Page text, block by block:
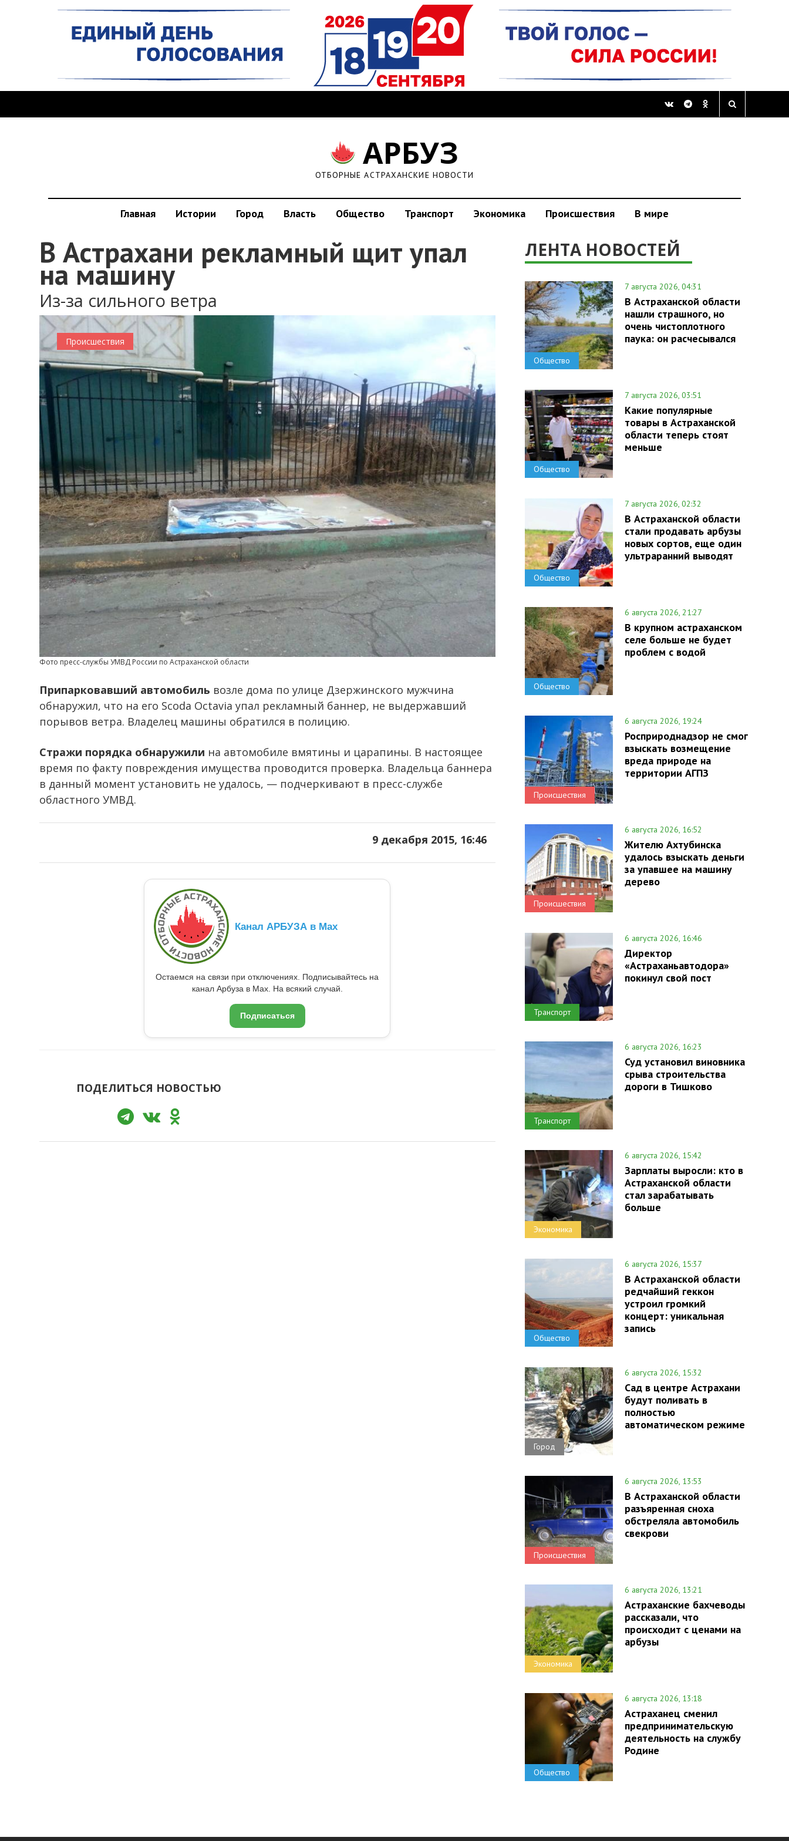
АРБУЗ
ОТБОРНЫЕ АСТРАХАНСКИЕ НОВОСТИ
Главная Истории Город Власть Общество Транспорт Экономика Происшествия В мире
В Астрахани рекламный щит упал
на машину
Из-за сильного ветра
Происшествия
Фото пресс-службы УМВД России по Астраханской области
Припарковавший автомобиль возле дома по улице Дзержинского мужчина
обнаружил, что на его Scoda Octavia упал рекламный баннер, не выдержавший
порывов ветра. Владелец машины обратился в полицию.
Стражи порядка обнаружили на автомобиле вмятины и царапины. В настоящее
время по факту повреждения имущества проводится проверка. Владельца баннера
в данный момент установить не удалось, — подчеркивают в пресс-службе
областного УМВД.
9 декабря 2015, 16:46
Канал АРБУЗА в Max
Остаемся на связи при отключениях. Подписывайтесь на
канал Арбуза в Max. На всякий случай.
Подписаться
ПОДЕЛИТЬСЯ НОВОСТЬЮ
ЛЕНТА НОВОСТЕЙ
Общество
7 августа 2026, 04:31
В Астраханской области
нашли страшного, но
очень чистоплотного
паука: он расчесывался
Общество
7 августа 2026, 03:51
Какие популярные
товары в Астраханской
области теперь стоят
меньше
Общество
7 августа 2026, 02:32
В Астраханской области
стали продавать арбузы
новых сортов, еще один
ультраранний выводят
Общество
6 августа 2026, 21:27
В крупном астраханском
селе больше не будет
проблем с водой
Происшествия
6 августа 2026, 19:24
Росприроднадзор не смог
взыскать возмещение
вреда природе на
территории АГПЗ
Происшествия
6 августа 2026, 16:52
Жителю Ахтубинска
удалось взыскать деньги
за упавшее на машину
дерево
Транспорт
6 августа 2026, 16:46
Директор
«Астраханьавтодора»
покинул свой пост
Транспорт
6 августа 2026, 16:23
Суд установил виновника
срыва строительства
дороги в Тишково
Экономика
6 августа 2026, 15:42
Зарплаты выросли: кто в
Астраханской области
стал зарабатывать
больше
Общество
6 августа 2026, 15:37
В Астраханской области
редчайший геккон
устроил громкий
концерт: уникальная
запись
Город
6 августа 2026, 15:32
Сад в центре Астрахани
будут поливать в
полностью
автоматическом режиме
Происшествия
6 августа 2026, 13:53
В Астраханской области
разъяренная сноха
обстреляла автомобиль
свекрови
Экономика
6 августа 2026, 13:21
Астраханские бахчеводы
рассказали, что
происходит с ценами на
арбузы
Общество
6 августа 2026, 13:18
Астраханец сменил
предпринимательскую
деятельность на службу
Родине